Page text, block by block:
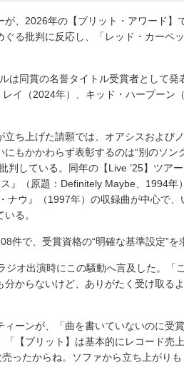
、2026年の【ブリット・アワード】
ぐる批判に反応し、「レッド・カーペ
は同賞の名誉タイトル受賞者として発
イ（2024年）、キッド・ハープーン
ち上げた請願では、オアシスおよび
もかかわらず表彰するのは“別のソン
判している。同年の【Live ’25】ツア
』（原題：Definitely Maybe、1994年
ナウ』（1997年）の収録曲が中心で
る。
件で、受賞資格の“明確な基準設定”を
オ出演時にこの騒動へ言及した。「
分からないけど、ありがたく受け取る
ーンが、「曲を書いていないのに受
【ブリット】は基本的にレコード売
ったからね。ソファから立ち上がり